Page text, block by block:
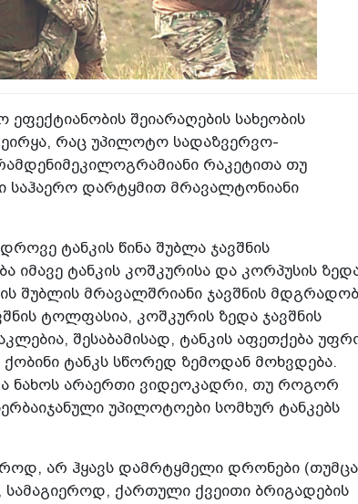
შეიარაღების სახეობის
რაც უპილოტო სადაზვერვო-
რაკეტითა თუ
საჰაერო დარტყმით მრავალტონიანი
ტანკის წინა შუბლა ჯავშნის
იმავე ტანკის კოშკურისა და კორპუსის
შუბლის მრავალშრიანი ჯავშნის
ტოლფასია, კოშკურის ზედა ჯავშნის
შესაბამისად, ტანკის აფეთქება
ტანკს სწორედ ზემოდან მოხვდება.
ნახოს არაერთი ვიდეოკადრი, თუ როგორ
უპილოტოები სომხურ ტანკებს
არ ჰყავს დამრტყმელი დრონები (თუმცა
სამაგიეროდ, ქართული ქვეითი ბრიგადების